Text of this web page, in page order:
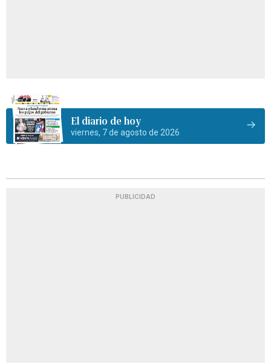
El diario de hoy
viernes, 7 de agosto de 2026
PUBLICIDAD